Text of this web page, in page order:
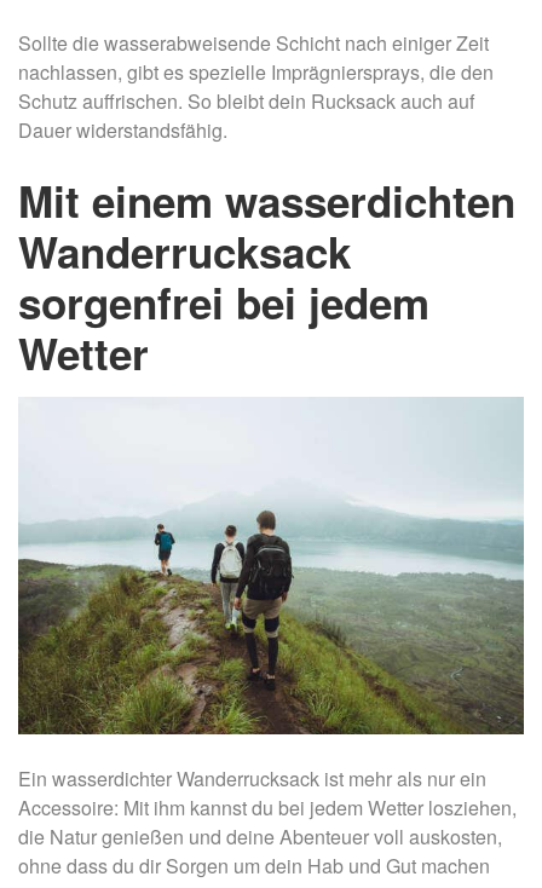
Sollte die wasserabweisende Schicht nach einiger Zeit
nachlassen, gibt es spezielle Imprägniersprays, die den
Schutz auffrischen. So bleibt dein Rucksack auch auf
Dauer widerstandsfähig.
Mit einem wasserdichten
Wanderrucksack
sorgenfrei bei jedem
Wetter
Ein wasserdichter Wanderrucksack ist mehr als nur ein
Accessoire: Mit ihm kannst du bei jedem Wetter losziehen,
die Natur genießen und deine Abenteuer voll auskosten,
ohne dass du dir Sorgen um dein Hab und Gut machen